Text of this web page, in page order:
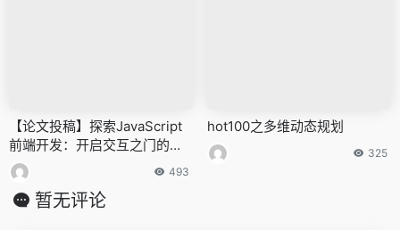
【论文投稿】探索JavaScript
前端开发：开启交互之门的神
奇钥匙（一）
493
hot100之多维动态规划
325
暂无评论